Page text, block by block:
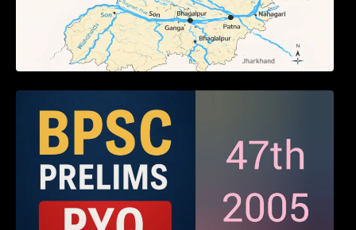
Answers (Part – 01)